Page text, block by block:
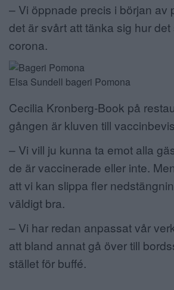
– Vi öppnade precis i början av
det är svårt att tänka sig hur
corona.
Elsa Sundell bageri Pomona
Cecilia Kronberg-Book på
gången är kluven till
– Vi vill ju kunna ta emot alla
de är vaccinerade eller inte.
att vi kan slippa fler
väldigt bra.
– Vi har redan anpassat vår
att bland annat gå över till
stället för buffé.